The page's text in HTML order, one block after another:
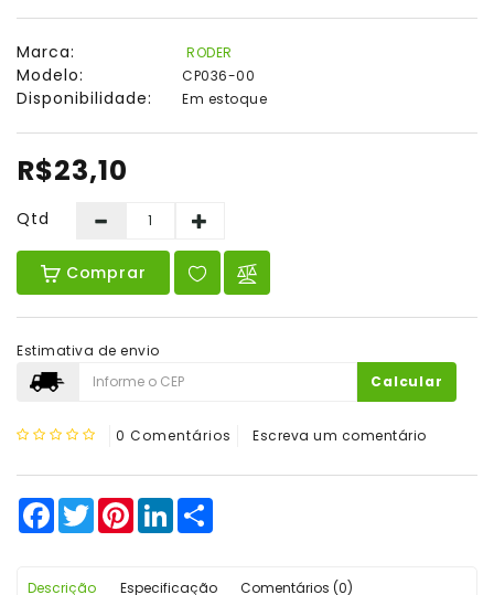
De
Gin
Vinho
Marca: RODER
Modelo: CP036-00
Disponibilidade: Em estoque
R$23,10
Qtd
Comprar
Estimativa de envio
Calcular
0 Comentários Escreva um comentário
Facebook
TwitterPinterestLinkedIn
Descrição Especificação Comentários (0)